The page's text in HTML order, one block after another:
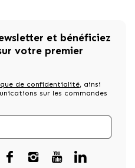
et bénéficiez
votre premier
de confidentialité, ainsi
sur les commandes